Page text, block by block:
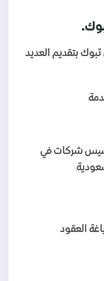
.
بتقديم العديد
شركات في
العقود